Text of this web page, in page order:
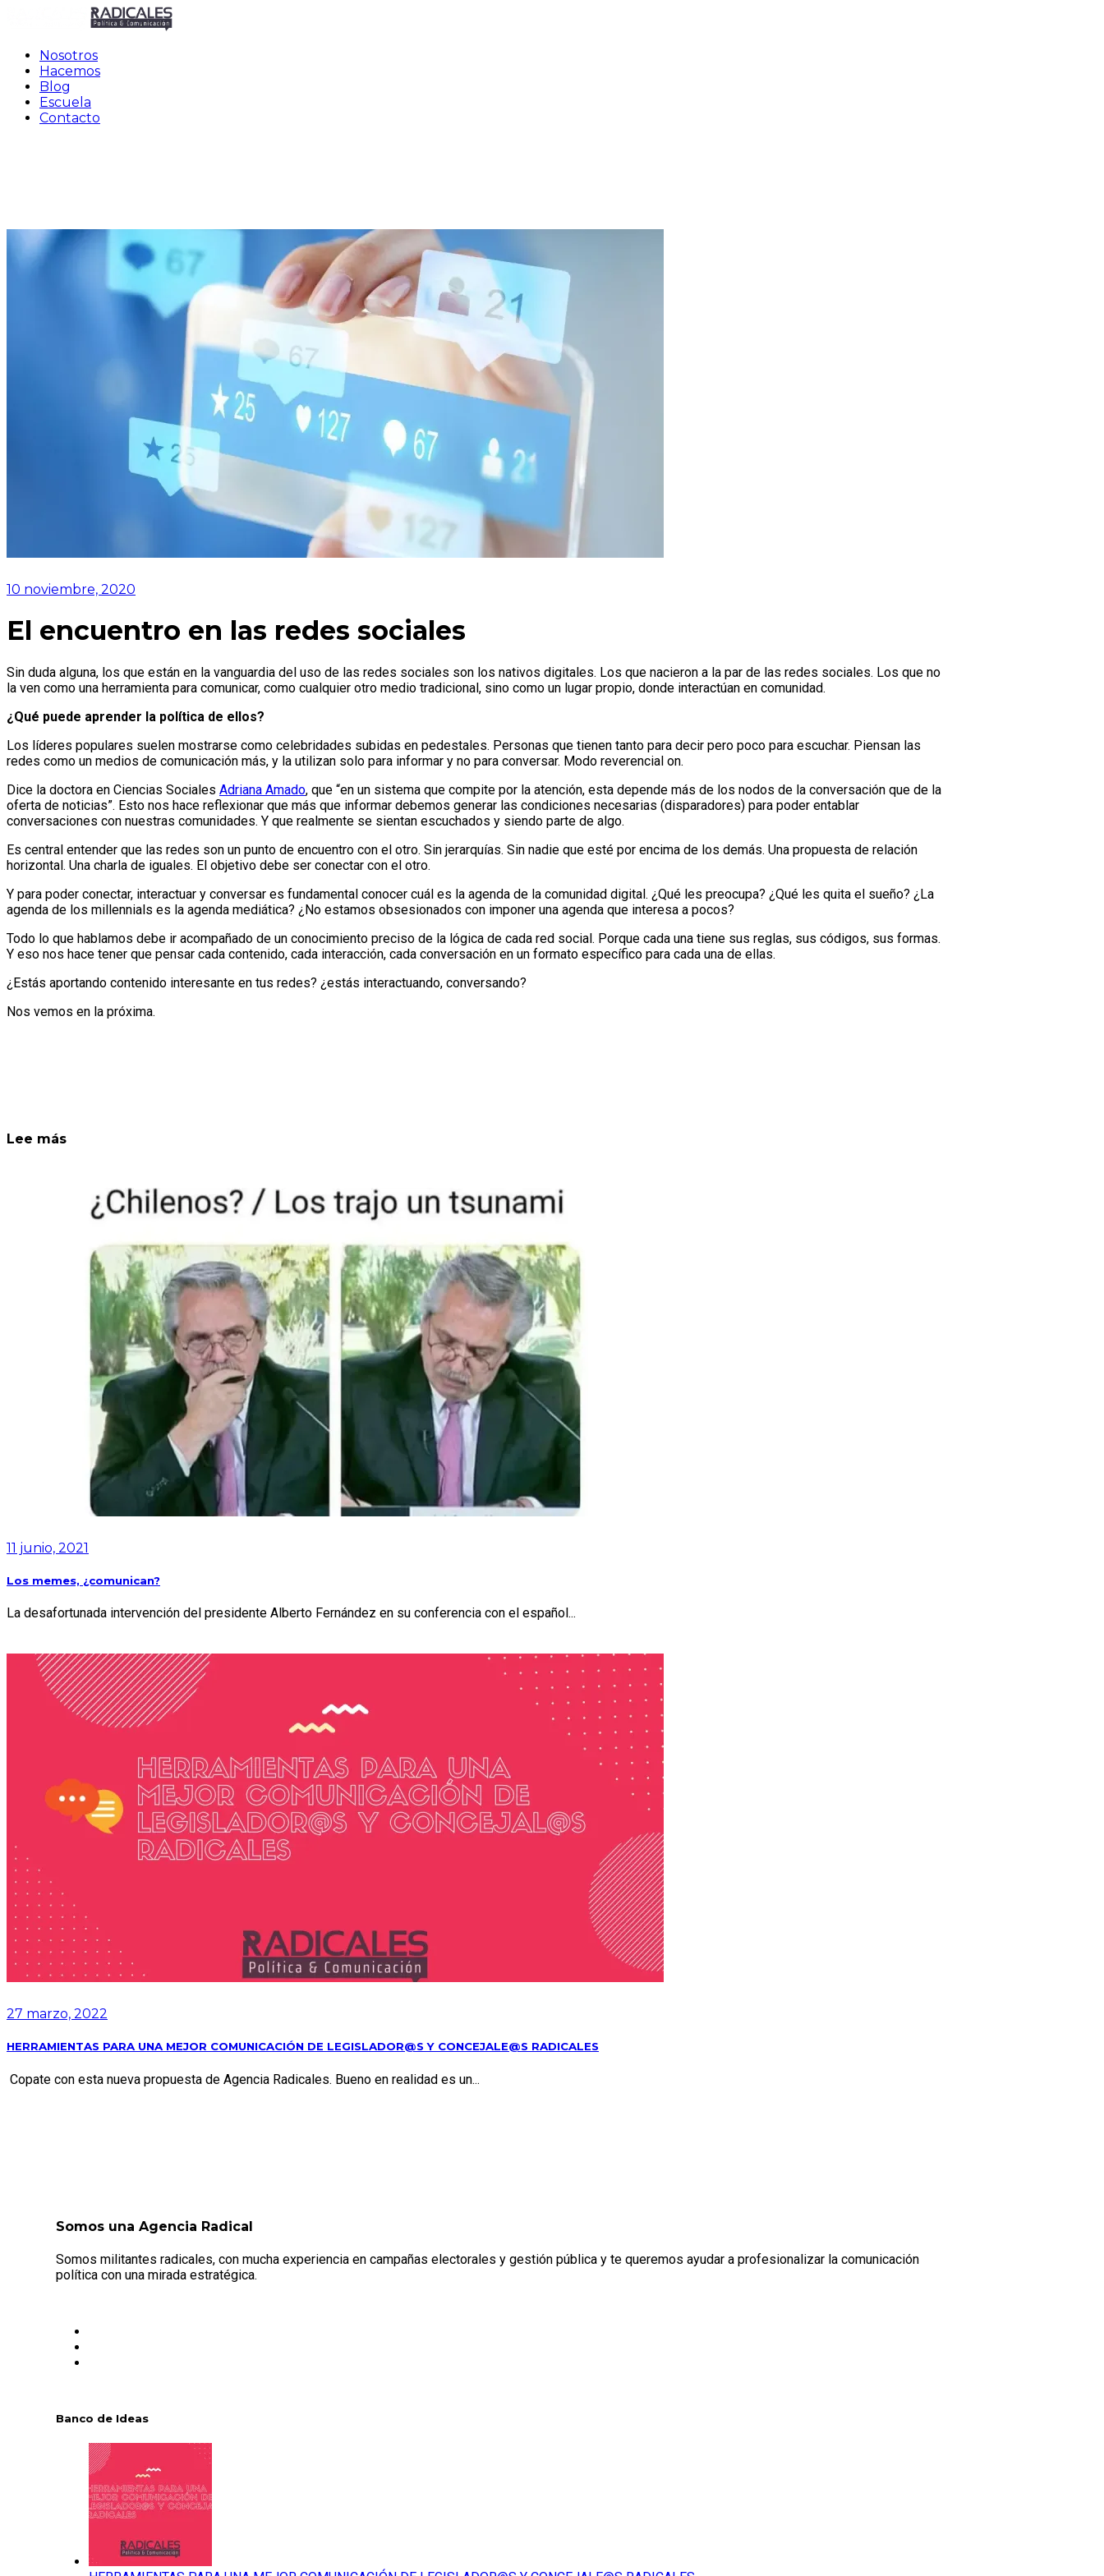
Nosotros
Hacemos
Blog
Escuela
Contacto
10 noviembre, 2020
El encuentro en las redes sociales
Sin duda alguna, los que están en la vanguardia del uso de las redes sociales son los nativos digitales. Los que nacieron a la par de las redes sociales. Los que no
la ven como una herramienta para comunicar, como cualquier otro medio tradicional, sino como un lugar propio, donde interactúan en comunidad.
¿Qué puede aprender la política de ellos?
Los líderes populares suelen mostrarse como celebridades subidas en pedestales. Personas que tienen tanto para decir pero poco para escuchar. Piensan las
redes como un medios de comunicación más, y la utilizan solo para informar y no para conversar. Modo reverencial on.
Dice la doctora en Ciencias Sociales Adriana Amado, que “en un sistema que compite por la atención, esta depende más de los nodos de la conversación que de la
oferta de noticias”. Esto nos hace reflexionar que más que informar debemos generar las condiciones necesarias (disparadores) para poder entablar
conversaciones con nuestras comunidades. Y que realmente se sientan escuchados y siendo parte de algo.
Es central entender que las redes son un punto de encuentro con el otro. Sin jerarquías. Sin nadie que esté por encima de los demás. Una propuesta de relación
horizontal. Una charla de iguales. El objetivo debe ser conectar con el otro.
Y para poder conectar, interactuar y conversar es fundamental conocer cuál es la agenda de la comunidad digital. ¿Qué les preocupa? ¿Qué les quita el sueño? ¿La
agenda de los millennials es la agenda mediática? ¿No estamos obsesionados con imponer una agenda que interesa a pocos?
Todo lo que hablamos debe ir acompañado de un conocimiento preciso de la lógica de cada red social. Porque cada una tiene sus reglas, sus códigos, sus formas.
Y eso nos hace tener que pensar cada contenido, cada interacción, cada conversación en un formato específico para cada una de ellas.
¿Estás aportando contenido interesante en tus redes? ¿estás interactuando, conversando?
Nos vemos en la próxima.
Lee más
11 junio, 2021
Los memes, ¿comunican?
La desafortunada intervención del presidente Alberto Fernández en su conferencia con el español...
27 marzo, 2022
HERRAMIENTAS PARA UNA MEJOR COMUNICACIÓN DE LEGISLADOR@S Y CONCEJALE@S RADICALES
Copate con esta nueva propuesta de Agencia Radicales. Bueno en realidad es un...
Somos una Agencia Radical
Somos militantes radicales, con mucha experiencia en campañas electorales y gestión pública y te queremos ayudar a profesionalizar la comunicación
política con una mirada estratégica.
Banco de Ideas